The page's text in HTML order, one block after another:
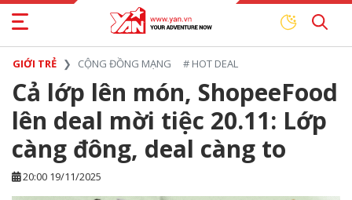
GIỚI TRẺ CỘNG ĐỒNG MẠNG # HOT DEAL
Cả lớp lên món, ShopeeFood
lên deal mời tiệc 20.11: Lớp
càng đông, deal càng to
20:00 19/11/2025